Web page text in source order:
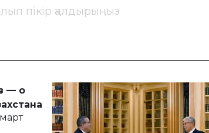
пікір қалдырыңыз
— о